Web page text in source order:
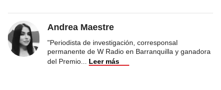
Andrea Maestre
"Periodista de investigación, corresponsal
permanente de W Radio en Barranquilla y ganadora
del Premio
Leer más